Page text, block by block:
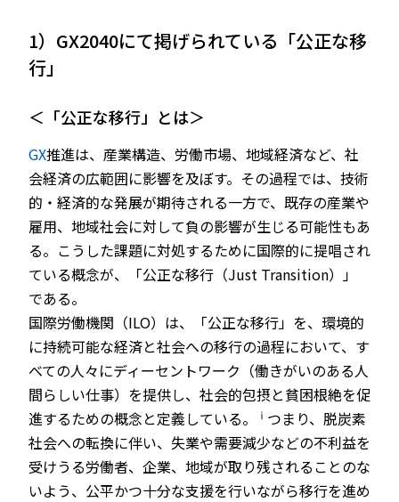
1）GX2040にて掲げられている「公正な移
行」
＜「公正な移行」とは＞
GX推進は、産業構造、労働市場、地域経済など、社
会経済の広範囲に影響を及ぼす。その過程では、技術
的・経済的な発展が期待される一方で、既存の産業や
雇用、地域社会に対して負の影響が生じる可能性もあ
る。こうした課題に対処するために国際的に提唱され
ている概念が、「公正な移行（Just Transition）」
である。
国際労働機関（ILO）は、「公正な移行」を、環境的
に持続可能な経済と社会への移行の過程において、す
べての人々にディーセントワーク（働きがいのある人
間らしい仕事）を提供し、社会的包摂と貧困根絶を促
進するための概念と定義している。
ⅰ つまり、脱炭素
社会への転換に伴い、失業や需要減少などの不利益を
受けうる労働者、企業、地域が取り残されることのな
いよう、公平かつ十分な支援を行いながら移行を進め